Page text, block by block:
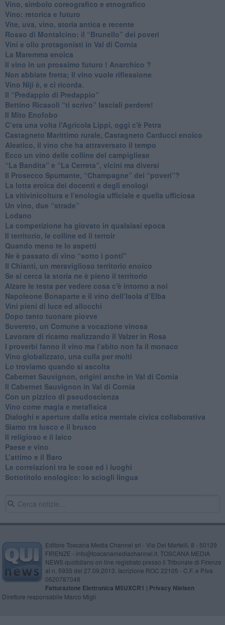
Vino, simbolo coreografico e etnografico
​Vino: retorica e futuro
​Vite, uva, vino, storia antica e recente
​Rosso di Montalcino: il “Brunello” dei poveri
Vini e olio protagonisti in Val di Cornia
​La Maremma enoica
Il vino in un prossimo futuro ! Anarchico ?
​Non abbiate fretta; Il vino vuole riflessione
​Vino Niji è, e ci ricorda.
Il “Predappio di Predappio”
Bettino Ricasoli “ti scrivo” lasciali perdere!
Il Mito Enofobo
​C’era una volta l'Agricola Lippi, oggi c'è Petra
​Castagneto Marittimo rurale, Castagneto Carducci enoico
Aleatico, il vino che ha attraversato il tempo
Ecco un vino delle colline del campigliese
“La Bandita” e “La Cerreta”, vicini ma diversi
​Il Prosecco Spumante, “Champagne” dei “poveri”?
​La lotta eroica dei docenti e degli enologi
​La vitivinicoltura e l’enologia ufficiale e quella ufficiosa
​Un vino, due “strade”
Lodano
​La competizione ha giovato in qualsiasi epoca
Il territorio, le colline ed il terroir
Quando meno te lo aspetti
​Ne è passato di vino “sotto i ponti"
​Il Chianti, un meraviglioso territorio enoico
​Se si cerca la storia ne è pieno il territorio
Alzare le testa per vedere cosa c'è intorno a noi
​Napoleone Bonaparte e il vino dell’Isola d’Elba
Vini pieni di luce ed allocchi
Dopo tanto tuonare piovve
Suvereto, un Comune a vocazione vinosa
Lavorare di ricamo realizzando il Valzer in Rosa
​I proverbi fanno il vino ma l’abito non fa il monaco
Vino globalizzato, una culla per molti
Lo troviamo quando si ascolta
Cabernet Sauvignon, origini anche in Val di Cornia
Il Cabernet Sauvignon in Val di Cornia
Con un pizzico di pseudoscienza
​Vino come magia e metafisica
Dialoghi e aperture dalla etica mentale civica collaborativa
Siamo tra lusco e il brusco
Il religioso e il laico
​Paese e vino
L’attimo e il Baro
Le correlazioni tra le cose ed i luoghi
​Sottotitolo enologico: lo sciogli lingua
Editore Toscana Media Channel srl - Via Dei Martelli, 8 - 50129
FIRENZE - info@toscanamediachannel.it. TOSCANA MEDIA
NEWS quotidiano on line registrato presso il Tribunale di Firenze
al n. 5935 del 27.09.2013. Iscrizione ROC 22105 - C.F. e P.Iva
0620787048
Fatturazione Elettronica M5UXCR1 | Privacy Nielsen
Direttore responsabile Marco Migli